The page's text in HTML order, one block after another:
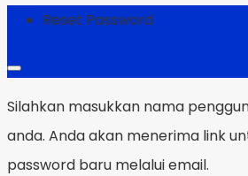
Reset Password
Silahkan masukkan nama
anda. Anda akan menerima link
password baru melalui email.